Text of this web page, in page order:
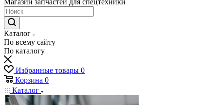
Магазин запчастей для спецтехники
Каталог
По всему сайту
По каталогу
Избранные товары 0
Корзина 0
Каталог